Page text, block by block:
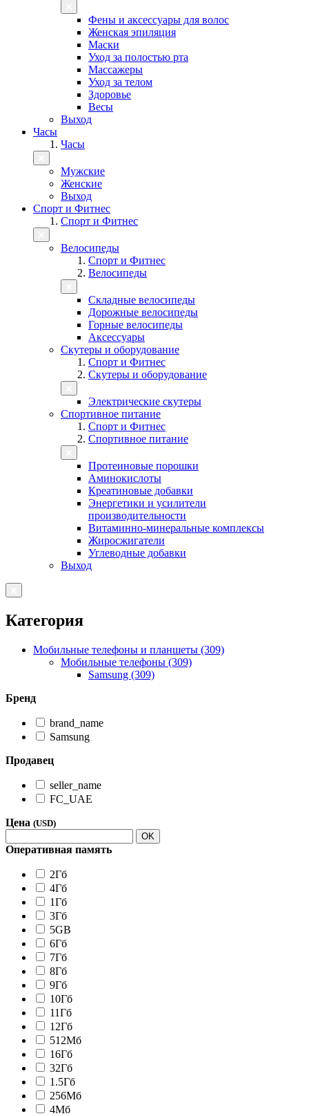
Фены и аксессуары для волос
Женская эпиляция
Маски
Уход за полостью рта
Массажеры
Уход за телом
Здоровье
Весы
Выход
Часы
Часы
Мужские
Женские
Выход
Спорт и Фитнес
Спорт и Фитнес
Велосипеды
Спорт и Фитнес
Велосипеды
Складные велосипеды
Дорожные велосипеды
Горные велосипеды
Аксессуары
Скутеры и оборудование
Спорт и Фитнес
Скутеры и оборудование
Электрические скутеры
Спортивное питание
Спорт и Фитнес
Спортивное питание
Протеиновые порошки
Аминокислоты
Креатиновые добавки
Энергетики и усилители
производительности
Витаминно-минеральные комплексы
Жиросжигатели
Углеводные добавки
Выход
Категория
Мобильные телефоны и планшеты (309)
Мобильные телефоны (309)
Samsung (309)
Бренд
brand_name
Samsung
Продавец
seller_name
FC_UAE
Цена (USD)
OK
Оперативная память
2Гб
4Гб
1Гб
3Гб
5GB
6Гб
7Гб
8Гб
9Гб
10Гб
11Гб
12Гб
512Мб
16Гб
32Гб
1.5Гб
256Мб
4Мб